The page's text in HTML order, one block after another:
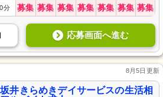
分 募集 募集 募集 募集 募集 募集 募集
応募画面へ進む
8月5日更新
井きらめきデイサービスの生活相